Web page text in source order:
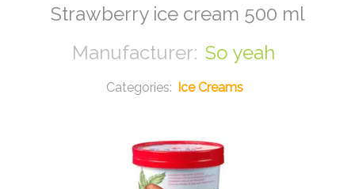
Strawberry ice cream 500 ml
So yeah
Ice Creams